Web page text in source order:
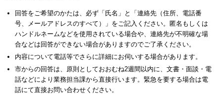
回答をご希望のかたは、必ず「氏名」と「連絡先（住所、電話番
号、メールアドレスのすべて）」をご記入ください。匿名もしくは
ハンドルネームなどを使用されている場合や、連絡先が不明確な場
合などは回答ができない場合がありますのでご了承ください。
内容について電話等でさらに詳細にお伺いする場合があります。
市からの回答は、原則としておおむね2週間以内に、文書・面談・電
話などにより業務担当課から直接行います。緊急を要する場合は電
話にて直接お問い合わせください。